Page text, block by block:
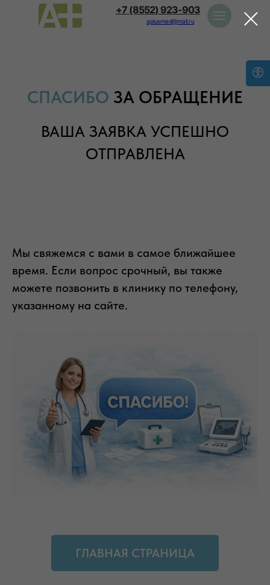
+7 (8552) 923-903
aplusmed@mail.ru
СПАСИБО ЗА ОБРАЩЕНИЕ
ВАША ЗАЯВКА УСПЕШНО
ОТПРАВЛЕНА
Мы свяжемся с вами в самое ближайшее
время. Если вопрос срочный, вы также
можете позвонить в клинику по телефону,
указанному на сайте.
ГЛАВНАЯ СТРАНИЦА